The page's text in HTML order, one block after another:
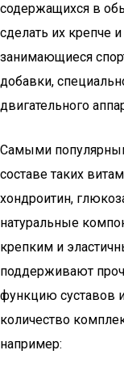
содержащихся в
сделать их крепче
занимающиеся
добавки,
двигательного
Самыми
составе таких
хондроитин,
натуральные
крепким и
поддерживают
функцию суставов
количество
например: